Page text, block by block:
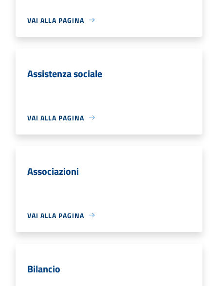
VAI ALLA PAGINA
Assistenza sociale
VAI ALLA PAGINA
Associazioni
VAI ALLA PAGINA
Bilancio